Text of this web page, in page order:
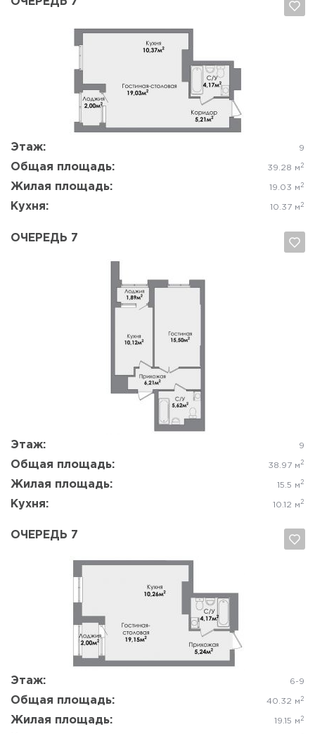
Этаж: 9
Общая площадь: 39.28 м 2
Жилая площадь: 19.03 м 2
Кухня: 10.37 м 2
ОЧЕРЕДЬ 7
Этаж: 9
Общая площадь: 38.97 м 2
Жилая площадь: 15.5 м 2
Кухня: 10.12 м 2
Да, удалить Отмена
ОЧЕРЕДЬ 7
Этаж: 6-9
Общая площадь: 40.32 м 2
Жилая площадь: 19.15 м 2
Да, удалить